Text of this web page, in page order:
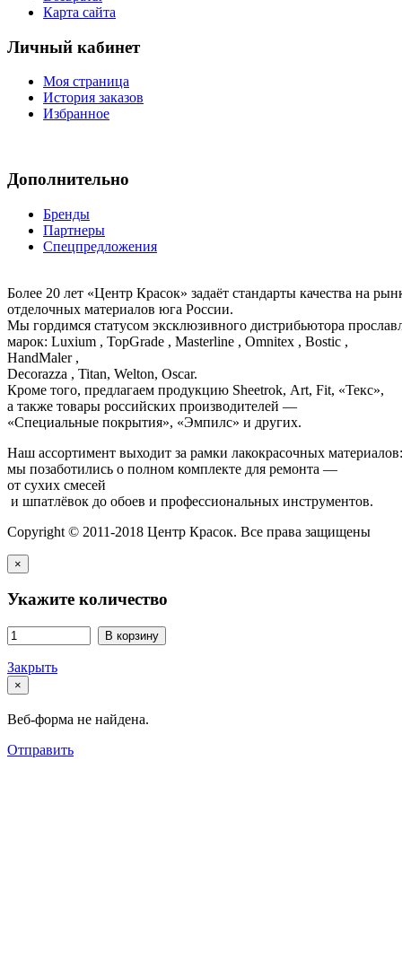
Карта сайта
Личный кабинет
Моя страница
История заказов
Избранное
Дополнительно
Бренды
Партнеры
Спецпредложения
Более 20 лет «Центр Красок» задаёт стандарты качества на
отделочных материалов юга России.
Мы гордимся статусом эксклюзивного дистрибьютора
марок: Luxium , TopGrade , Masterline , Omnitex , Bostic ,
HandMaler ,
Decorazza , Titan, Welton, Oscar.
Кроме того, предлагаем продукцию Sheetrok, Art, Fit, «Текс»,
а также товары российских производителей —
«Специальные покрытия», «Эмпилс» и других.
Наш ассортимент выходит за рамки лакокрасочных
мы позаботились о полном комплекте для ремонта —
от сухих смесей
и шпатлёвок до обоев и профессиональных инструментов.
Copyright © 2011-2018 Центр Красок. Все права защищены
×
Укажите количество
В корзину
Закрыть
×
Веб-форма не найдена.
Отправить